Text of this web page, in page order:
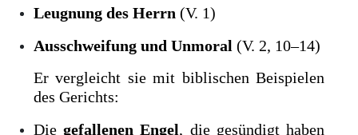
Leugnung des Herrn (V. 1)
Ausschweifung und Unmoral (V. 2, 10–14)
Er vergleicht sie mit biblischen Beispielen
des Gerichts:
Diegefallenen Engel, die gesündigt haben